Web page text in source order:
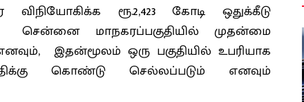
ரூ.2,423 கோடி ஒதுக்கீடு
சென்னை மாநகரப்பகுதியில் முதன்மை
இதன்மூலம் ஒரு பகுதியில் உபரியாக
கொண்டு செல்லப்படும் எனவும்